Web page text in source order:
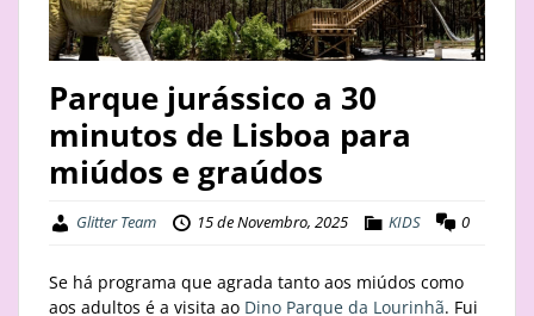
Parque jurássico a 30
minutos de Lisboa para
miúdos e graúdos
Glitter Team 15 de Novembro, 2025 KIDS 0
Se há programa que agrada tanto aos miúdos como
aos adultos é a visita ao Dino Parque da Lourinhã. Fui
STAY
BUSINESS
ABOUT